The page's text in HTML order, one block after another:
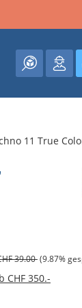
11 True
39.00(9.87%
CHF 350.-